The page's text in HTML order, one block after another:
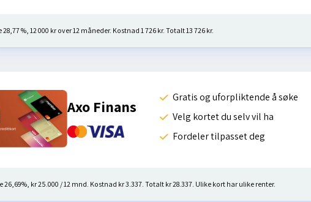
28,77 %, 12 000 kr over 12 måneder. Kostnad 1 726 kr. Totalt 13 726 kr.
Axo Finans
Gratis og uforpliktende å søke
Velg kortet du selv vil ha
Fordeler tilpasset deg
26,69%, kr 25.000 / 12 mnd. Kostnad kr 3.337. Totalt kr 28.337. Ulike kort har ulike renter.